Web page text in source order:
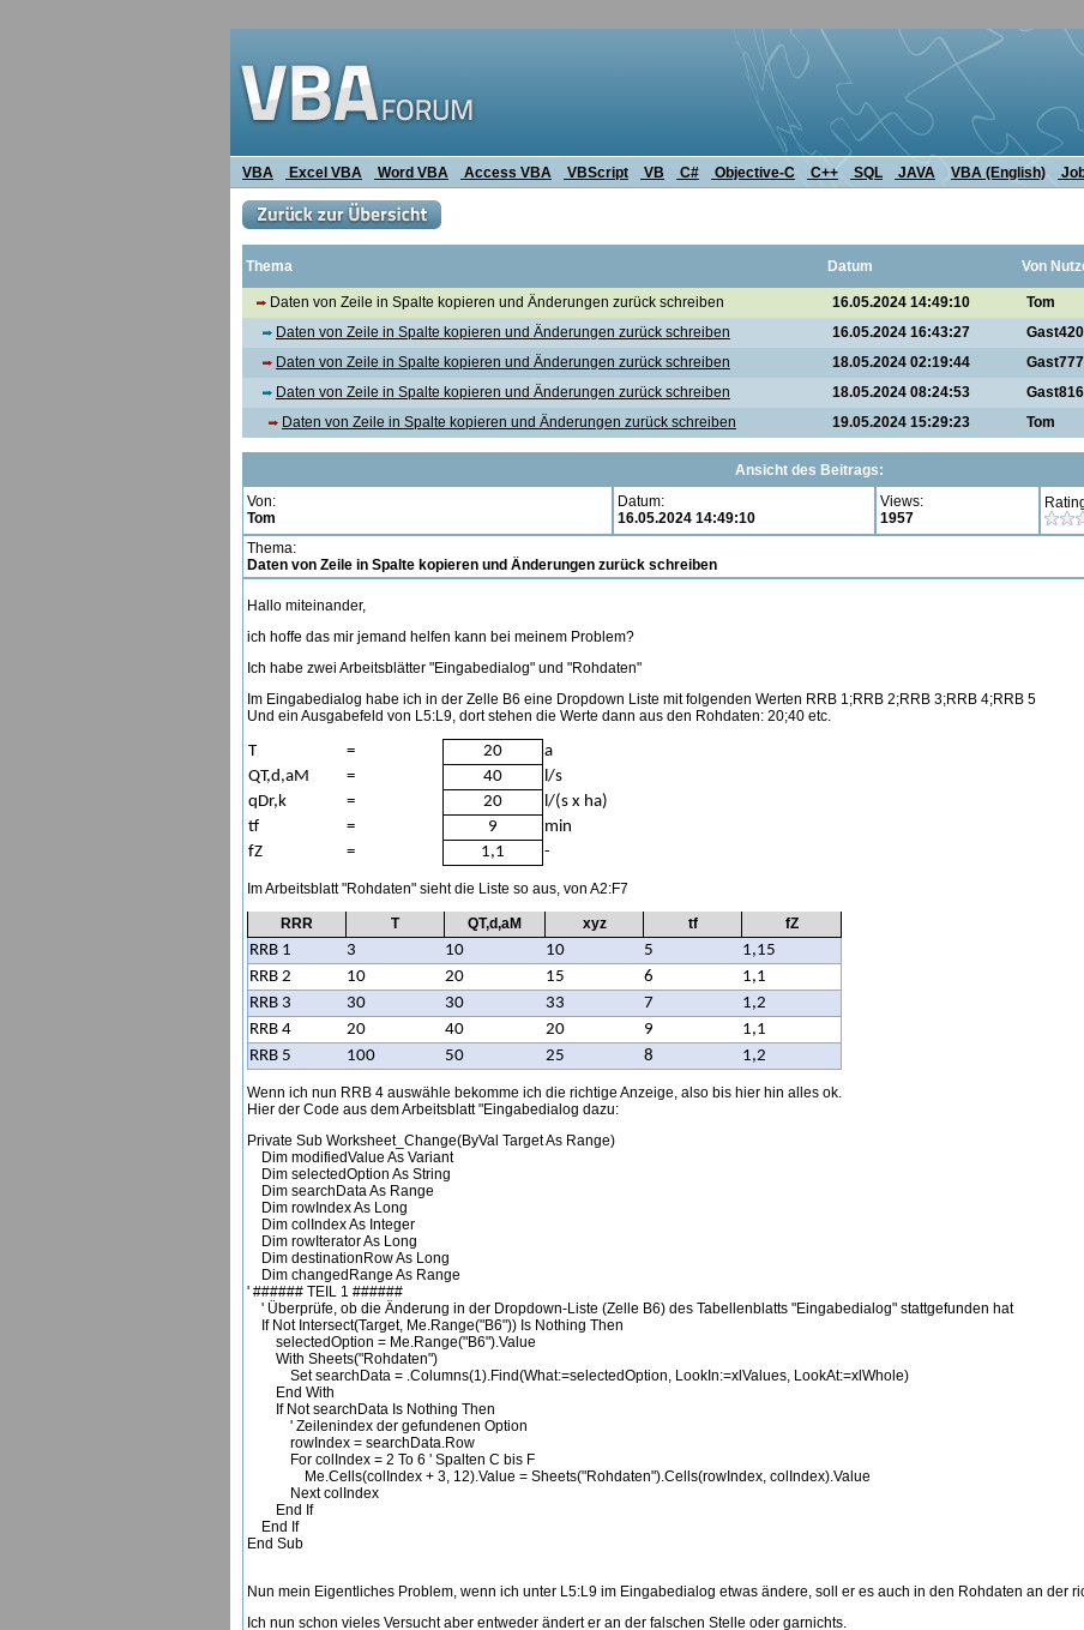
VBA Excel VBA Word VBA Access VBA VBScript VB C# Objective-C C++ SQL JAVA VBA (English)
Thema Datum Von
Daten von Zeile in Spalte kopieren und Änderungen zurück schreiben 16.05.2024 14:49:10
Tom
Daten von Zeile in Spalte kopieren und Änderungen zurück schreiben
16.05.2024 16:43:27
Daten von Zeile in Spalte kopieren und Änderungen zurück schreiben
18.05.2024 02:19:44
Daten von Zeile in Spalte kopieren und Änderungen zurück schreiben
18.05.2024 08:24:53
Daten von Zeile in Spalte kopieren und Änderungen zurück schreiben
19.05.2024 15:29:23 Tom
Ansicht des Beitrags:
Von:
Tom
Datum:
16.05.2024 14:49:10
Views:
1957
Thema:
Daten von Zeile in Spalte kopieren und Änderungen zurück schreiben
Hallo miteinander,
ich hoffe das mir jemand helfen kann bei meinem Problem?
Ich habe zwei Arbeitsblätter "Eingabedialog" und "Rohdaten"
Im Eingabedialog habe ich in der Zelle B6 eine Dropdown Liste mit folgenden Werten RRB 1;RRB 2;RRB 3;RRB 4;RRB 5
Und ein Ausgabefeld von L5:L9, dort stehen die Werte dann aus den Rohdaten: 20;40 etc.
T = 20
a
QT,d,aM
= 40
l/s
qDr,k
= 20
l/(s x ha)
tf
= 9
min
fZ
= 1,1 -
Im Arbeitsblatt "Rohdaten" sieht die Liste so aus, von A2:F7
RRR T QT,d,aM xyz tf fZ
RRB 1 3 10 10 5
1,15
RRB 2
10 20 15 6
1,1
RRB 3
30 30 33 7
1,2
RRB 4
20 40 20 9
1,1
RRB 5
100 50 25 8 1,2
Wenn ich nun RRB 4 auswähle bekomme ich die richtige Anzeige, also bis hier hin alles ok.
Hier der Code aus dem Arbeitsblatt "Eingabedialog dazu:
Private Sub Worksheet_Change(ByVal Target As Range)
Dim modifiedValue As Variant
Dim selectedOption As String
Dim searchData As Range
Dim rowIndex As Long
Dim colIndex As Integer
Dim rowIterator As Long
Dim destinationRow As Long
Dim changedRange As Range
' ###### TEIL 1 ######
' Überprüfe, ob die Änderung in der Dropdown-Liste (Zelle B6) des Tabellenblatts "Eingabedialog" stattgefunden hat
If Not Intersect(Target, Me.Range("B6")) Is Nothing Then
selectedOption = Me.Range("B6").Value
With Sheets("Rohdaten")
Set searchData = .Columns(1).Find(What:=selectedOption, LookIn:=xlValues, LookAt:=xlWhole)
End With
If Not searchData Is Nothing Then
' Zeilenindex der gefundenen Option
rowIndex = searchData.Row
For colIndex = 2 To 6 ' Spalten C bis F
Me.Cells(colIndex + 3, 12).Value = Sheets("Rohdaten").Cells(rowIndex, colIndex).Value
Next colIndex
End If
End If
End Sub
Nun mein Eigentliches Problem, wenn ich unter L5:L9 im Eingabedialog etwas ändere, soll er es auch in den Rohdaten an der
Ich nun schon vieles Versucht aber entweder ändert er an der falschen Stelle oder garnichts.